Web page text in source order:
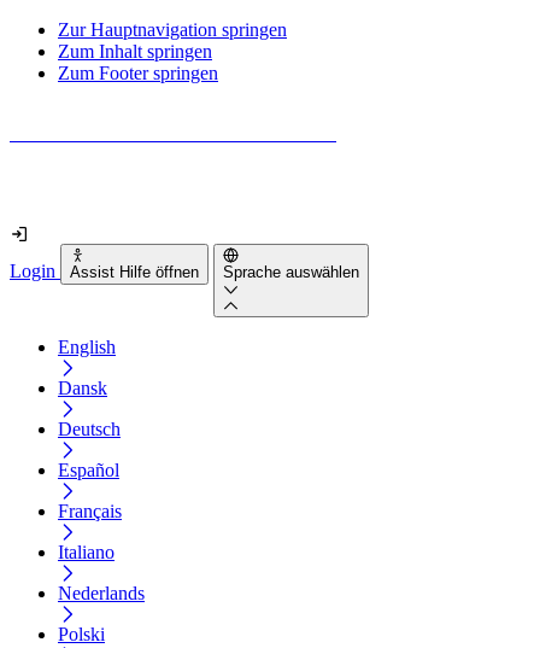
Zur Hauptnavigation springen
Zum Inhalt springen
Zum Footer springen
Login Assist Hilfe öffnen Sprache auswählen
English
Dansk
Deutsch
Español
Français
Italiano
Nederlands
Polski